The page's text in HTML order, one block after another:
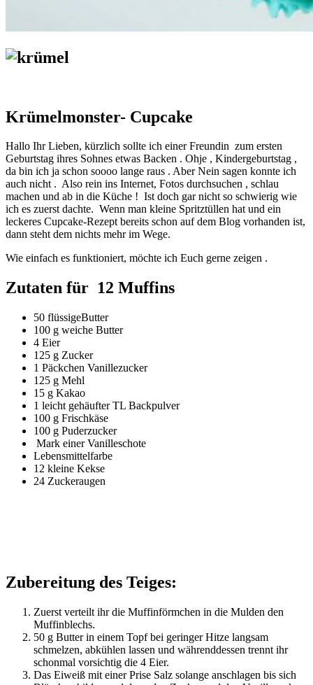
Krümelmonster- Cupcake
Hallo Ihr Lieben, kürzlich sollte ich einer Freundin zum ersten
Geburtstag ihres Sohnes etwas Backen . Ohje , Kindergeburtstag ,
da bin ich ja schon soooo lange raus . Aber Nein sagen konnte ich
auch nicht . Also rein ins Internet, Fotos durchsuchen , schlau
machen und ab in die Küche ! Ist doch gar nicht so schwierig wie
ich es zuerst dachte. Wenn man kleine Spritztüllen hat und ein
leckeres Cupcake-Rezept bereits schon auf dem Blog vorhanden ist,
dann steht dem nichts mehr im Wege.
Wie einfach es funktioniert, möchte ich Euch gerne zeigen .
Zutaten für 12 Muffins
50 flüssigeButter
100 g weiche Butter
4 Eier
125 g Zucker
1 Päckchen Vanillezucker
125 g Mehl
15 g Kakao
1 leicht gehäufter TL Backpulver
100 g Frischkäse
100 g Puderzucker
Mark einer Vanilleschote
Lebensmittelfarbe
12 kleine Kekse
24 Zuckeraugen
Zubereitung des Teiges:
Zuerst verteilt ihr die Muffinförmchen in die Mulden den
Muffinblechs.
50 g Butter in einem Topf bei geringer Hitze langsam
schmelzen, abkühlen lassen und währenddessen trennt ihr
schonmal vorsichtig die 4 Eier.
Das Eiweiß mit einer Prise Salz solange anschlagen bis sich